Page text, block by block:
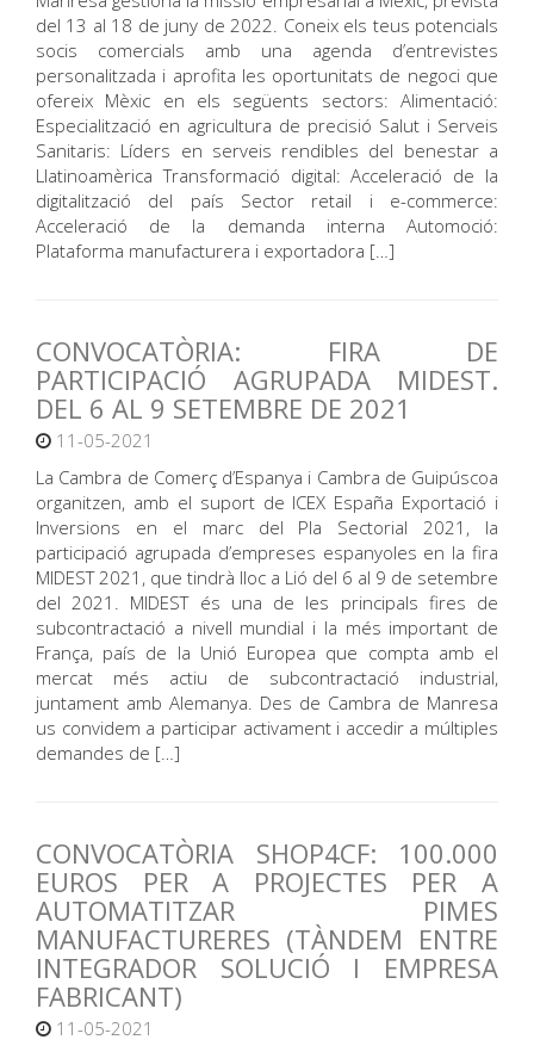
del 13 al 18 de juny de 2022. Coneix els teus potencials
socis comercials amb una agenda d’entrevistes
personalitzada i aprofita les oportunitats de negoci que
ofereix Mèxic en els següents sectors: Alimentació:
Especialització en agricultura de precisió Salut i Serveis
Sanitaris: Líders en serveis rendibles del benestar a
Llatinoamèrica Transformació digital: Acceleració de la
digitalització del país Sector retail i e-commerce:
Acceleració de la demanda interna Automoció:
Plataforma manufacturera i exportadora […]
CONVOCATÒRIA: FIRA DE
PARTICIPACIÓ AGRUPADA MIDEST.
DEL 6 AL 9 SETEMBRE DE 2021
11-05-2021
La Cambra de Comerç d’Espanya i Cambra de Guipúscoa
organitzen, amb el suport de ICEX España Exportació i
Inversions en el marc del Pla Sectorial 2021, la
participació agrupada d’empreses espanyoles en la fira
MIDEST 2021, que tindrà lloc a Lió del 6 al 9 de setembre
del 2021. MIDEST és una de les principals fires de
subcontractació a nivell mundial i la més important de
França, país de la Unió Europea que compta amb el
mercat més actiu de subcontractació industrial,
juntament amb Alemanya. Des de Cambra de Manresa
us convidem a participar activament i accedir a múltiples
demandes de […]
CONVOCATÒRIA SHOP4CF: 100.000
EUROS PER A PROJECTES PER A
AUTOMATITZAR PIMES
MANUFACTURERES (TÀNDEM ENTRE
INTEGRADOR SOLUCIÓ I EMPRESA
FABRICANT)
11-05-2021